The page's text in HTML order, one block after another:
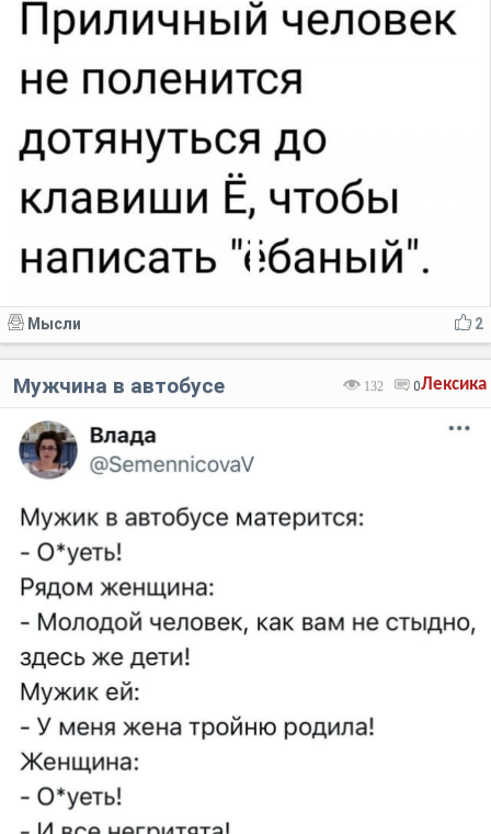
2
Мысли
Лексика
132 0
Мужчина в автобусе